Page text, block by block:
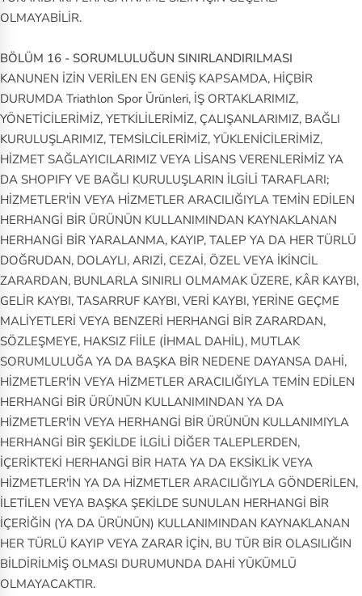
OLMAYABİLİR.
BÖLÜM 16 - SORUMLULUĞUN SINIRLANDIRILMASI
KANUNEN İZİN VERİLEN EN GENİŞ KAPSAMDA, HİÇBİR
DURUMDA Triathlon Spor Ürünleri, İŞ ORTAKLARIMIZ,
YÖNETİCİLERİMİZ, YETKİLİLERİMİZ, ÇALIŞANLARIMIZ, BAĞLI
KURULUŞLARIMIZ, TEMSİLCİLERİMİZ, YÜKLENİCİLERİMİZ,
HİZMET SAĞLAYICILARIMIZ VEYA LİSANS VERENLERİMİZ YA
DA SHOPIFY VE BAĞLI KURULUŞLARIN İLGİLİ TARAFLARI;
HİZMETLER'İN VEYA HİZMETLER ARACILIĞIYLA TEMİN EDİLEN
HERHANGİ BİR ÜRÜNÜN KULLANIMINDAN KAYNAKLANAN
HERHANGİ BİR YARALANMA, KAYIP, TALEP YA DA HER TÜRLÜ
DOĞRUDAN, DOLAYLI, ARIZİ, CEZAİ, ÖZEL VEYA İKİNCİL
ZARARDAN, BUNLARLA SINIRLI OLMAMAK ÜZERE, KÂR KAYBI,
GELİR KAYBI, TASARRUF KAYBI, VERİ KAYBI, YERİNE GEÇME
MALİYETLERİ VEYA BENZERİ HERHANGİ BİR ZARARDAN,
SÖZLEŞMEYE, HAKSIZ FİİLE (İHMAL DAHİL), MUTLAK
SORUMLULUĞA YA DA BAŞKA BİR NEDENE DAYANSA DAHİ,
HİZMETLER'İN VEYA HİZMETLER ARACILIĞIYLA TEMİN EDİLEN
HERHANGİ BİR ÜRÜNÜN KULLANIMINDAN YA DA
HİZMETLER'İN VEYA HERHANGİ BİR ÜRÜNÜN KULLANIMIYLA
HERHANGİ BİR ŞEKİLDE İLGİLİ DİĞER TALEPLERDEN,
İÇERİKTEKİ HERHANGİ BİR HATA YA DA EKSİKLİK VEYA
HİZMETLER'İN YA DA HİZMETLER ARACILIĞIYLA GÖNDERİLEN,
İLETİLEN VEYA BAŞKA ŞEKİLDE SUNULAN HERHANGİ BİR
İÇERİĞİN (YA DA ÜRÜNÜN) KULLANIMINDAN KAYNAKLANAN
HER TÜRLÜ KAYIP VEYA ZARAR İÇİN, BU TÜR BİR OLASILIĞIN
BİLDİRİLMİŞ OLMASI DURUMUNDA DAHİ YÜKÜMLÜ
OLMAYACAKTIR.